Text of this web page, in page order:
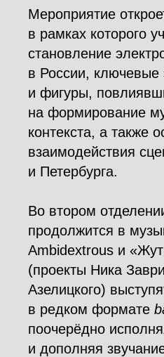
Мероприятие
в рамках которого
становление
в России, ключевые
и фигуры,
на формирование
контекста, а также
взаимодействия
и Петербурга.
Во втором
продолжится в
Ambidextrous и
(проекты Ника
Азелицкого)
в редком формате
поочерёдно
и дополняя